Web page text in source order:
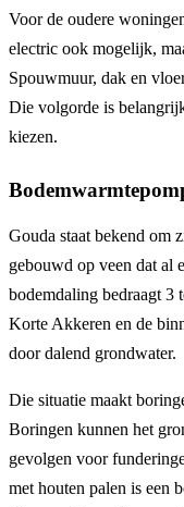
Voor de oudere
electric ook mogelijk,
Spouwmuur, dak en
Die volgorde is
kiezen.
Gouda staat bekend om
gebouwd op veen dat al
bodemdaling bedraagt 3
Korte Akkeren en de
door dalend grondwater.
Die situatie maakt
Boringen kunnen het
gevolgen voor
met houten palen is een